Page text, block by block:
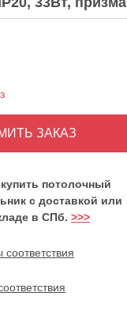
потолочный
с доставкой или
в СПб. >>>